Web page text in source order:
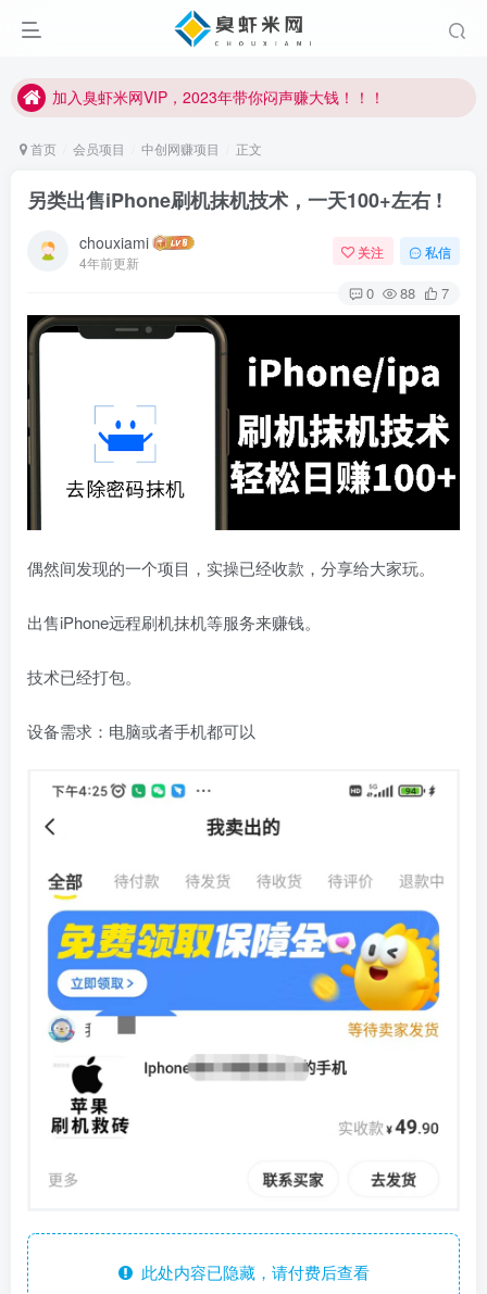
加入臭虾米网VIP，2023年带你闷声赚大钱！！！
加入臭虾米网VIP，2023年带你闷声赚大钱！！！
首页 会员项目 中创网赚项目 正文
另类出售iPhone刷机抹机技术，一天100+左右 !
chouxiami
4年前更新
关注 私信
0 88 7
偶然间发现的一个项目，实操已经收款，分享给大家玩。
出售iPhone远程刷机抹机等服务来赚钱。
技术已经打包。
设备需求：电脑或者手机都可以
此处内容已隐藏，请付费后查看